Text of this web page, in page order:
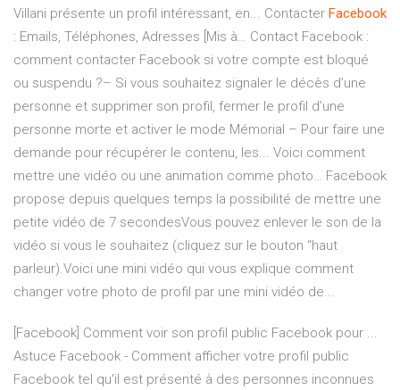
Villani présente un profil intéressant, en... Contacter Facebook
: Emails, Téléphones, Adresses [Mis à… Contact Facebook :
comment contacter Facebook si votre compte est bloqué
ou suspendu ?– Si vous souhaitez signaler le décès d’une
personne et supprimer son profil, fermer le profil d’une
personne morte et activer le mode Mémorial – Pour faire une
demande pour récupérer le contenu, les... Voici comment
mettre une vidéo ou une animation comme photo… Facebook
propose depuis quelques temps la possibilité de mettre une
petite vidéo de 7 secondesVous pouvez enlever le son de la
vidéo si vous le souhaitez (cliquez sur le bouton “haut
parleur).Voici une mini vidéo qui vous explique comment
changer votre photo de profil par une mini vidéo de...
[Facebook] Comment voir son profil public Facebook pour ...
Astuce Facebook - Comment afficher votre profil public
Facebook tel qu'il est présenté à des personnes inconnues